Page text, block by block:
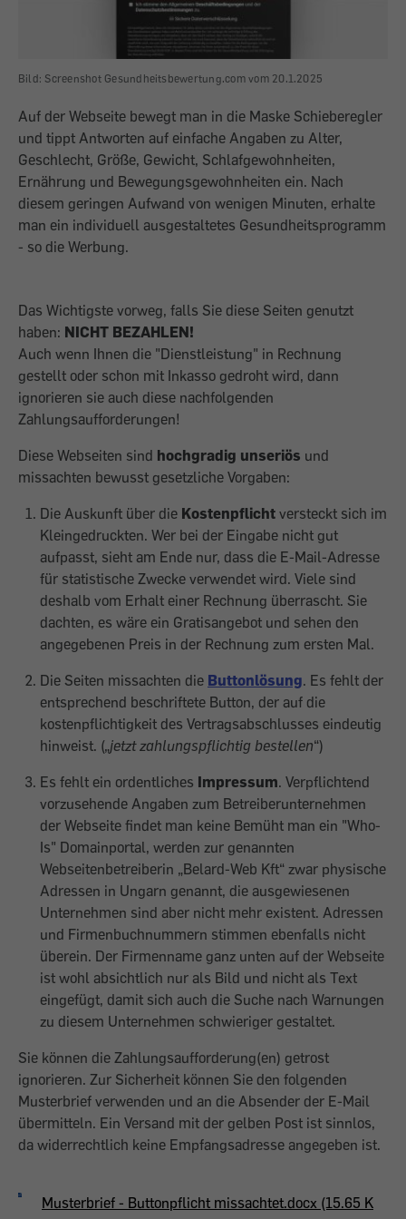
Bild: Screenshot Gesundheitsbewertung.com vom 20.1.2025
Auf der Webseite bewegt man in die Maske Schieberegler
und tippt Antworten auf einfache Angaben zu Alter,
Geschlecht, Größe, Gewicht, Schlafgewohnheiten,
Ernährung und Bewegungsgewohnheiten ein. Nach
diesem geringen Aufwand von wenigen Minuten, erhalte
man ein individuell ausgestaltetes Gesundheitsprogramm
- so die Werbung.
Das Wichtigste vorweg, falls Sie diese Seiten genutzt
haben: NICHT BEZAHLEN!
Auch wenn Ihnen die "Dienstleistung" in Rechnung
gestellt oder schon mit Inkasso gedroht wird, dann
ignorieren sie auch diese nachfolgenden
Zahlungsaufforderungen!
Diese Webseiten sind hochgradig unseriös und
missachten bewusst gesetzliche Vorgaben:
Die Auskunft über die Kostenpflicht versteckt sich im
Kleingedruckten. Wer bei der Eingabe nicht gut
aufpasst, sieht am Ende nur, dass die E-Mail-Adresse
für statistische Zwecke verwendet wird. Viele sind
deshalb vom Erhalt einer Rechnung überrascht. Sie
dachten, es wäre ein Gratisangebot und sehen den
angegebenen Preis in der Rechnung zum ersten Mal.
Die Seiten missachten die Buttonlösung. Es fehlt der
entsprechend beschriftete Button, der auf die
kostenpflichtigkeit des Vertragsabschlusses eindeutig
hinweist. („jetzt zahlungspflichtig bestellen“)
Es fehlt ein ordentliches Impressum. Verpflichtend
vorzusehende Angaben zum Betreiberunternehmen
der Webseite findet man keine Bemüht man ein "Who-
Is" Domainportal, werden zur genannten
Webseitenbetreiberin „Belard-Web Kft“ zwar physische
Adressen in Ungarn genannt, die ausgewiesenen
Unternehmen sind aber nicht mehr existent. Adressen
und Firmenbuchnummern stimmen ebenfalls nicht
überein. Der Firmenname ganz unten auf der Webseite
ist wohl absichtlich nur als Bild und nicht als Text
eingefügt, damit sich auch die Suche nach Warnungen
zu diesem Unternehmen schwieriger gestaltet.
Sie können die Zahlungsaufforderung(en) getrost
ignorieren. Zur Sicherheit können Sie den folgenden
Musterbrief verwenden und an die Absender der E-Mail
übermitteln. Ein Versand mit der gelben Post ist sinnlos,
da widerrechtlich keine Empfangsadresse angegeben ist.
Musterbrief - Buttonpflicht missachtet.docx (15.65 K